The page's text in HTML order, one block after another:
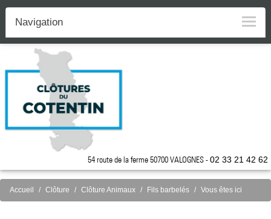
54 route de la ferme 50700 VALOGNES -02 33 21 42 62
Navigation
Accueil Clôture Clôture Animaux Fils barbelés Vous êtes ici